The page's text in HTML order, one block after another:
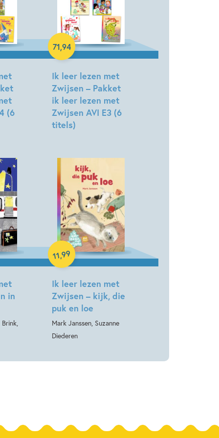
(6
Ik leer lezen met
Zwijsen – Pakket
ik leer lezen met
Zwijsen AVI E3 (6
titels)
71,94
Samengesteld pakket
in
Ik leer lezen met
Zwijsen – kijk, die
puk en loe
Mark Janssen, Suzanne
Diederen
11,99
Hardcover